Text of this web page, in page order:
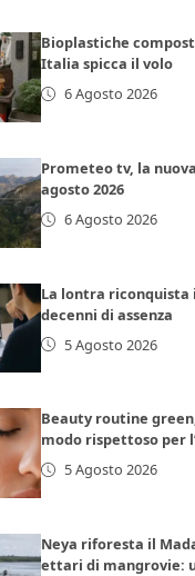
Bioplastiche
Italia spicca il volo
6 Agosto 2026
Prometeo tv, la
agosto 2026
6 Agosto 2026
La lontra
decenni di assenza
5 Agosto 2026
Beauty routine
modo rispettoso per
5 Agosto 2026
Neya riforesta il
ettari di mangrovie: